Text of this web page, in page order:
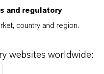
NATÜRLICHE
and regulatory
country and region.
websites worldwide: